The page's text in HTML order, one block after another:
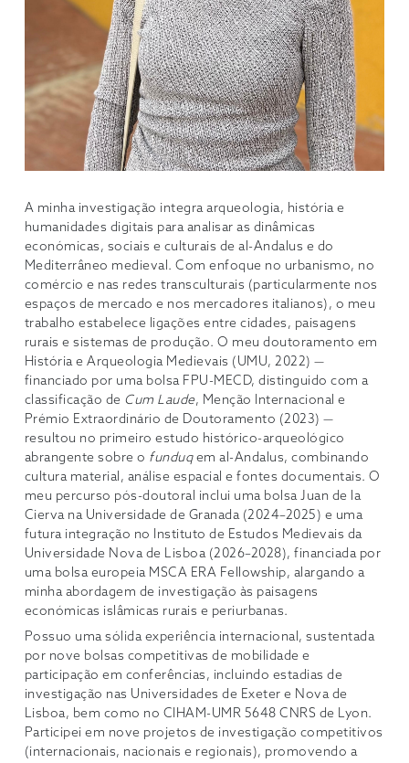
A minha investigação integra arqueologia, história e
humanidades digitais para analisar as dinâmicas
económicas, sociais e culturais de al-Andalus e do
Mediterrâneo medieval. Com enfoque no urbanismo, no
comércio e nas redes transculturais (particularmente nos
espaços de mercado e nos mercadores italianos), o meu
trabalho estabelece ligações entre cidades, paisagens
rurais e sistemas de produção. O meu doutoramento em
História e Arqueologia Medievais (UMU, 2022) —
financiado por uma bolsa FPU-MECD, distinguido com a
classificação de Cum Laude, Menção Internacional e
Prémio Extraordinário de Doutoramento (2023) —
resultou no primeiro estudo histórico-arqueológico
abrangente sobre o funduqem al-Andalus, combinando
cultura material, análise espacial e fontes documentais. O
meu percurso pós-doutoral inclui uma bolsa Juan de la
Cierva na Universidade de Granada (2024–2025) e uma
futura integração no Instituto de Estudos Medievais da
Universidade Nova de Lisboa (2026–2028), financiada por
uma bolsa europeia MSCA ERA Fellowship, alargando a
minha abordagem de investigação às paisagens
económicas islâmicas rurais e periurbanas.
Possuo uma sólida experiência internacional, sustentada
por nove bolsas competitivas de mobilidade e
participação em conferências, incluindo estadias de
investigação nas Universidades de Exeter e Nova de
Lisboa, bem como no CIHAM-UMR 5648 CNRS de Lyon.
Participei em nove projetos de investigação competitivos
(internacionais, nacionais e regionais), promovendo a